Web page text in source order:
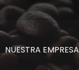
NUESTRA EMPRESA